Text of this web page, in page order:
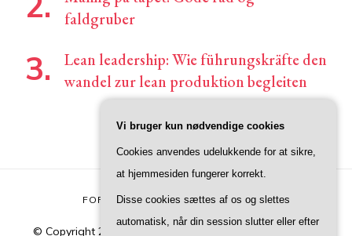
faldgruber
Lean leadership: Wie führungskräfte den
wandel zur lean produktion begleiten
© Copyright 2026 . All Rights Reserved.
FORSIDE KONTAKT PRIVATLIVSPOLITIK
Vi bruger kun nødvendige cookies
Cookies anvendes udelukkende for at sikre,
at hjemmesiden fungerer korrekt.
Disse cookies sættes af os og slettes
automatisk, når din session slutter eller efter